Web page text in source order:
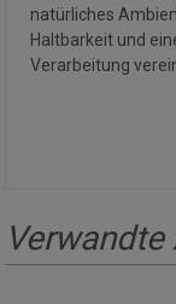
natürliches
Haltbarkeit und
Verarbeitung